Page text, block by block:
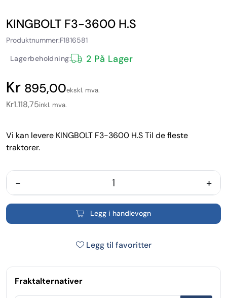
KINGBOLT F3-3600 H.S
Produktnummer:F1816581
Lagerbeholdning: 2 På Lager
895,00ekskl. mva.
Kr1.118,75inkl. mva.
- +
Legg i handlevogn
Legg til favoritter
Vi kan levere KINGBOLT F3-3600 H.S Til de fleste
traktorer.
Fraktalternativer